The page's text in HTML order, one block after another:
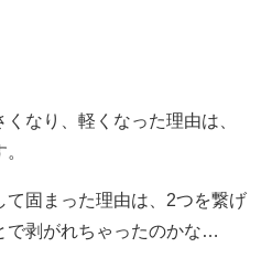
なり、軽くなった理由は、
固まった理由は、2つを繋げ
で剥がれちゃったのかな…